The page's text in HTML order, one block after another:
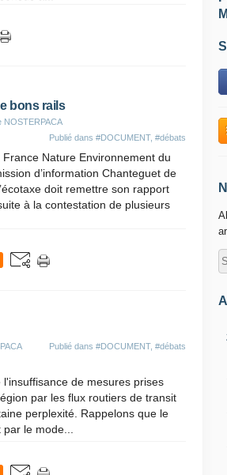
bons rails
NOSTERPACA
Publié dans #DOCUMENT, #débats
Nature Environnement du
d’information Chanteguet de
doit remettre son rapport
à la contestation de plusieurs
Publié dans #DOCUMENT, #débats
de mesures prises
par les flux routiers de transit
perplexité. Rappelons que le
le mode...